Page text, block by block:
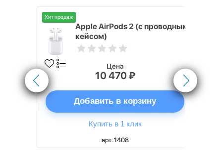
Хит продаж
Apple AirPods 2 (с проводным
кейсом)
Цена
10 470 ₽
Добавить в корзину
Купить в 1 клик
арт. 1408